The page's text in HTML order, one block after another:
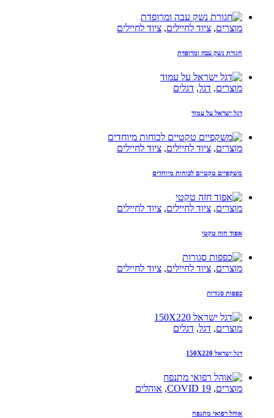
מוצרים, ציוד לחיילים, ציוד לחיילים
חגורת נשק עבה ומרופדת
מוצרים, דגל, דגלים
דגל ישראל על עמוד
מוצרים, ציוד לחיילים, ציוד לחיילים
משקפיים טקטיים לכוחות מיוחדים
מוצרים, ציוד לחיילים, ציוד לחיילים
אפוד חזה טקטי
מוצרים, ציוד לחיילים, ציוד לחיילים
כפפות סגורות
מוצרים, דגל, דגלים
דגל ישראל 150X220
מוצרים,
COVID 19
, אוהלים
אוהל רפואי מתנפח